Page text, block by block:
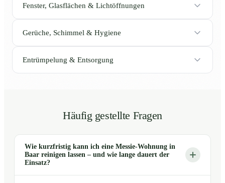
Fenster, Glasflächen & Lichtöffnungen
Gerüche, Schimmel & Hygiene
Entrümpelung & Entsorgung
Häufig gestellte Fragen
Wie kurzfristig kann ich eine Messie-Wohnung in
Baar reinigen lassen – und wie lange dauert der
Einsatz?